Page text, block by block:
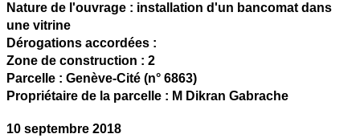
Nature de l'ouvrage : installation d'un bancomat dans
une vitrine
Dérogations accordées :
Zone de construction : 2
Parcelle : Genève-Cité (n° 6863)
Propriétaire de la parcelle : M Dikran Gabrache
10 septembre 2018